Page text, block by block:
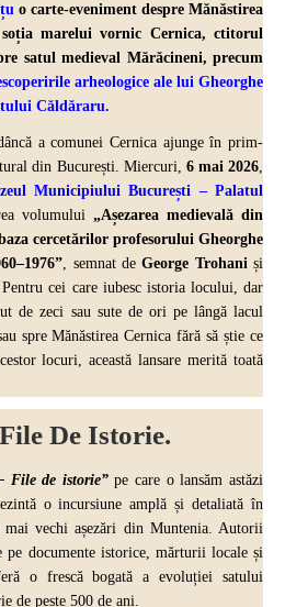
o carte-eveniment despre Mănăstirea
marelui vornic Cernica, ctitorul
satul medieval Mărăcineni, precum
arheologice ale lui Gheorghe
Căldăraru.
a comunei Cernica ajunge în prim-
din București. Miercuri, 6 mai 2026,
Municipiului București – Palatul
volumului „Așezarea medievală din
cercetărilor profesorului Gheorghe
, semnat deGeorge Trohaniși
cei care iubesc istoria locului, dar
de zeci sau sute de ori pe lângă lacul
spre Mănăstirea Cernica fără să știe ce
locuri, această lansare merită toată
De Istorie.
File de istorie”pe care o lansăm astăzi
o incursiune amplă și detaliată în
vechi așezări din Muntenia. Autorii
pe documente istorice, mărturii locale și
o frescă bogată a evoluției satului
de peste 500 de ani.